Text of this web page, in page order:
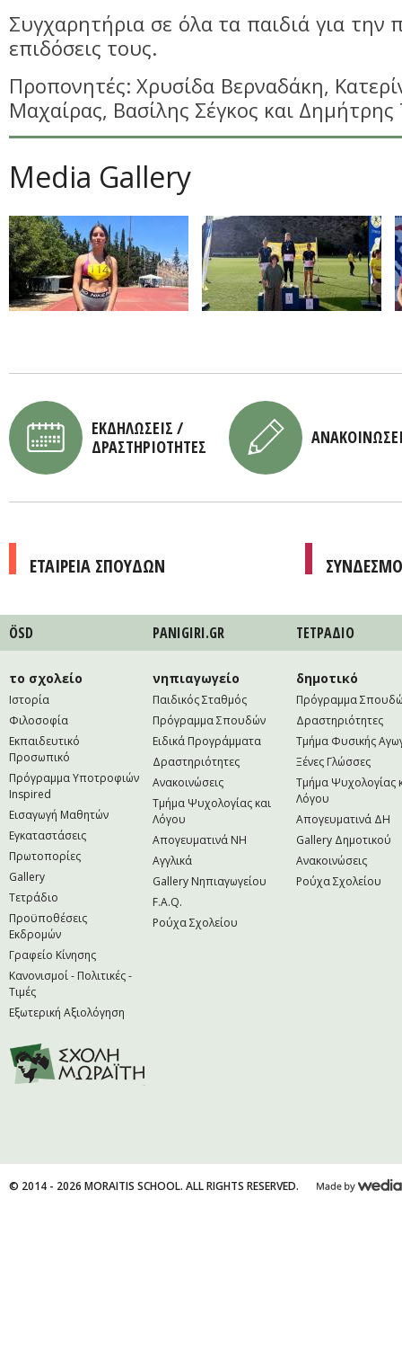
Συγχαρητήρια σε όλα τα παιδιά για την
επιδόσεις τους.
Προπονητές: Χρυσίδα Βερναδάκη,
Μαχαίρας, Βασίλης Σέγκος και Δημήτρης
Media Gallery
ΕΚΔΗΛΩΣΕΙΣ /
ΔΡΑΣΤΗΡΙΟΤΗΤΕΣ
ΕΤΑΙΡΕΙΑ ΣΠΟΥΔΩΝ
ÖSD PANIGIRI.GR ΤΕΤΡAΔΙΟ
το σχολείο
Ιστορία
Φιλοσοφία
Εκπαιδευτικό
Προσωπικό
Πρόγραμμα Υποτροφιών
Inspired
Εισαγωγή Μαθητών
Εγκαταστάσεις
Πρωτοπορίες
Gallery
Τετράδιο
Προϋποθέσεις
Εκδρομών
Γραφείο Κίνησης
Κανονισμοί - Πολιτικές -
Τιμές
Εξωτερική Αξιολόγηση
νηπιαγωγείο
Παιδικός Σταθμός
Πρόγραμμα Σπουδών
Ειδικά Προγράμματα
Δραστηριότητες
Ανακοινώσεις
Τμήμα Ψυχολογίας και
Λόγου
Απογευματινά NH
Αγγλικά
Gallery Νηπιαγωγείου
F.A.Q.
Ρούχα Σχολείου
δημοτικό
Πρόγραμμα
Δραστηριότητες
Τμήμα Φυσικής
Ξένες Γλώσσες
Τμήμα Ψυχολογίας
Λόγου
Απογευματινά ΔΗ
Gallery Δημοτικού
Ανακοινώσεις
Ρούχα Σχολείου
© 2014 - 2026 MORAITIS SCHOOL. ALL RIGHTS RESERVED.